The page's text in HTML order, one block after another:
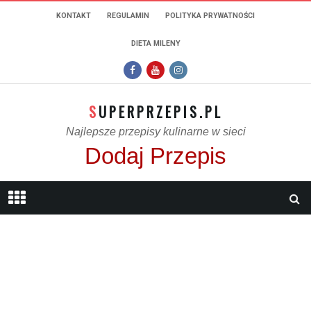
KONTAKT REGULAMIN POLITYKA PRYWATNOŚCI
DIETA MILENY
SUPERPRZEPIS.PL
Najlepsze przepisy kulinarne w sieci
Dodaj Przepis